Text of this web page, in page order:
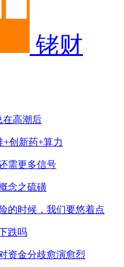
铑财
在高潮后
创新药+算力
需更多信号
念之硫磺
的时候，我们要悠着点
跌吗
资金分歧愈演愈烈